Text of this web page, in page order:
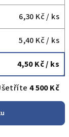
6,30 Kč/ ks
5,40 Kč/ ks
4,50 Kč/ ks
4 500 Kč